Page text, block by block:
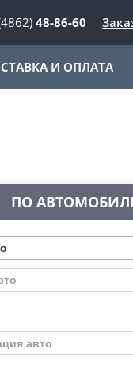
48-86-60
И ОПЛАТА
ПО
авто